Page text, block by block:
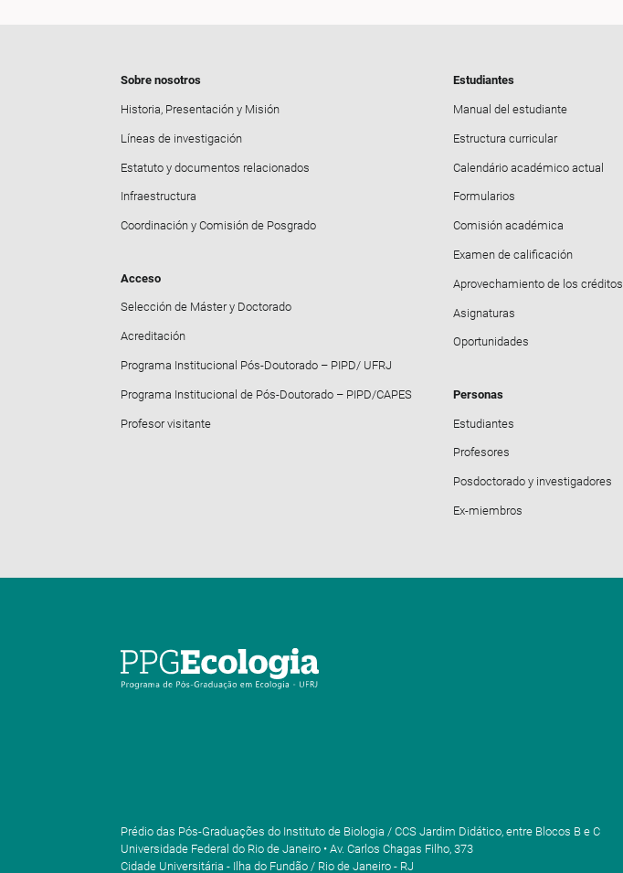
Sobre nosotros
Historia, Presentación y Misión
Líneas de investigación
Estatuto y documentos relacionados
Infraestructura
Coordinación y Comisión de Posgrado
Acceso
Selección de Máster y Doctorado
Acreditación
Programa Institucional Pós-Doutorado – PIPD/ UFRJ
Programa Institucional de Pós-Doutorado – PIPD/CAPES
Profesor visitante
Estudiantes
Manual del estudiante
Estructura curricular
Calendário académico actual
Formularios
Comisión académica
Examen de calificación
Aprovechamiento de los créditos
Asignaturas
Oportunidades
Personas
Estudiantes
Profesores
Posdoctorado y investigadores
Ex-miembros
Prédio das Pós-Graduações do Instituto de Biologia / CCS Jardim Didático, entre Blocos B e C
Universidade Federal do Rio de Janeiro • Av. Carlos Chagas Filho, 373
Cidade Universitária - Ilha do Fundão / Rio de Janeiro - RJ